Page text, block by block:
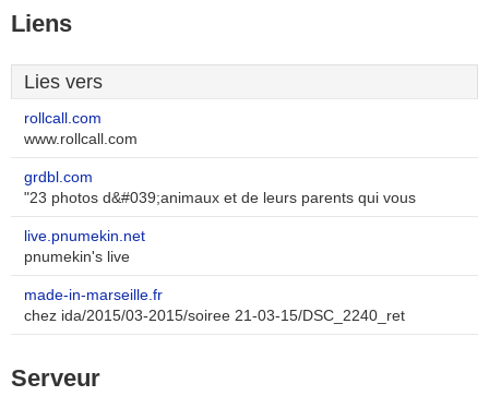
Liens
Lies vers
rollcall.com
www.rollcall.com
grdbl.com
"23 photos d&#039;animaux et de leurs parents qui vous
live.pnumekin.net
pnumekin's live
made-in-marseille.fr
chez ida/2015/03-2015/soiree 21-03-15/DSC_2240_ret
Serveur